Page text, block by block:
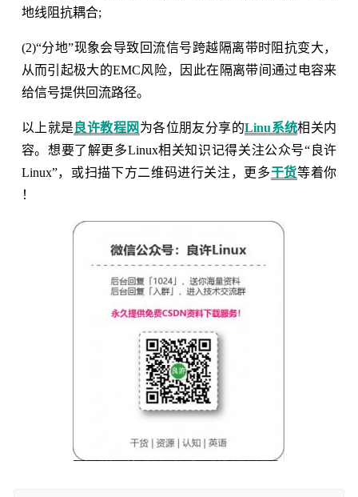
地线阻抗耦合;
(2)“分地”现象会导致回流信号跨越隔离带时阻抗变大，
从而引起极大的EMC风险，因此在隔离带间通过电容来
给信号提供回流路径。
以上就是 良许教程网 为各位朋友分享的Linu系统相关内
容。想要了解更多Linux相关知识记得关注公众号“良许
Linux”，或扫描下方二维码进行关注，更多干货等着你
！